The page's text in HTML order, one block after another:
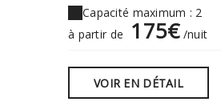
Capacité maximum : 2
à partir de
175€/nuit
VOIR EN DÉTAIL